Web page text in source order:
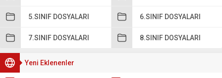
5.SINIF DOSYALARI 6.SINIF DOSYALARI
7.SINIF DOSYALARI 8.SINIF DOSYALARI
Yeni Eklenenler